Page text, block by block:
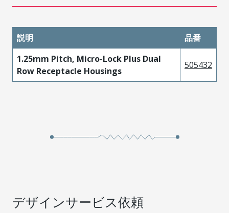
説明
品番
1.25mm Pitch, Micro-Lock Plus Dual
Row Receptacle Housings
505432
デザインサービス依頼